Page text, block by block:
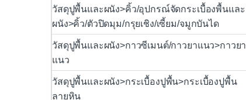
วัสดุปูพื้นและผนัง>คิ้ว/อุปกรณ์จัดกระเบื้องพื้นและ
ผนัง>คิ้ว/ตัวปิดมุม/กรุยเชิง/เซี้ยม/จมูกบันได
วัสดุปูพื้นและผนัง>กาวซีเมนต์/กาวยาแนว>กาวยา
แนว
วัสดุปูพื้นและผนัง>กระเบื้องปูพื้น>กระเบื้องปูพื้น
ลายหิน